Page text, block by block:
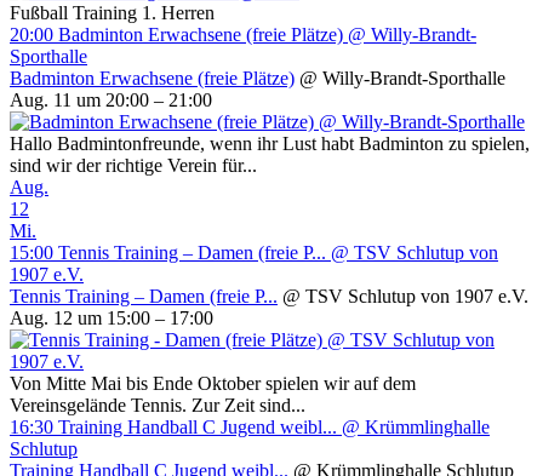
Fußball Training 1. Herren
20:00 Badminton Erwachsene (freie Plätze) @ Willy-Brandt-
Sporthalle
Badminton Erwachsene (freie Plätze) @ Willy-Brandt-Sporthalle
Aug. 11 um 20:00 – 21:00
Hallo Badmintonfreunde, wenn ihr Lust habt Badminton zu spielen,
sind wir der richtige Verein für...
Aug.
12
Mi.
15:00 Tennis Training – Damen (freie P... @ TSV Schlutup von
1907 e.V.
Tennis Training – Damen (freie P... @ TSV Schlutup von 1907 e.V.
Aug. 12 um 15:00 – 17:00
Von Mitte Mai bis Ende Oktober spielen wir auf dem
Vereinsgelände Tennis. Zur Zeit sind...
16:30 Training Handball C Jugend weibl... @ Krümmlinghalle
Schlutup
Training Handball C Jugend weibl... @ Krümmlinghalle Schlutup